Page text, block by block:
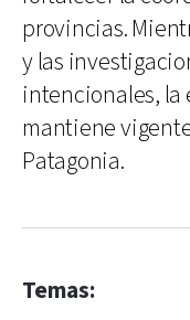
provincias.
y las
intencionales, la
mantiene
Patagonia.
Temas: